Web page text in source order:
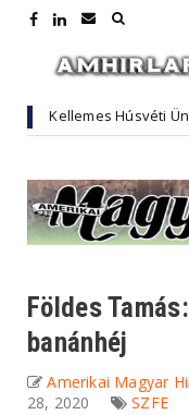
Húsvéti Ünnepeket
Földes
banánhéj
Amerikai Magyar
28, 2020
SZFE